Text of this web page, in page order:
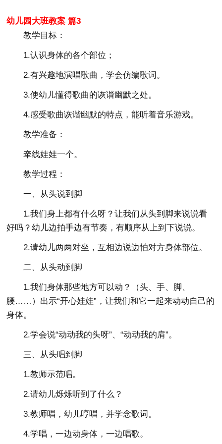
幼儿园大班教案 篇3
教学目标：
1.认识身体的各个部位；
2.有兴趣地演唱歌曲，学会仿编歌词。
3.使幼儿懂得歌曲的诙谐幽默之处。
4.感受歌曲诙谐幽默的特点，能听着音乐游戏。
教学准备：
牵线娃娃一个。
教学过程：
一、从头说到脚
1.我们身上都有什么呀？让我们从头到脚来说说看
好吗？幼儿边拍手边有节奏，有顺序从上到下说说。
2.请幼儿两两对坐，互相边说边怕对方身体部位。
二、从头动到脚
1.我们身体那些地方可以动？（头、手、脚、
腰……）出示“开心娃娃”，让我们和它一起来动动自己的
身体。
2.学会说“动动我的头呀”、“动动我的肩”。
三、从头唱到脚
1.教师示范唱。
2.请幼儿烁烁听到了什么？
3.教师唱，幼儿哼唱，并学念歌词。
4.学唱，一边动身体，一边唱歌。